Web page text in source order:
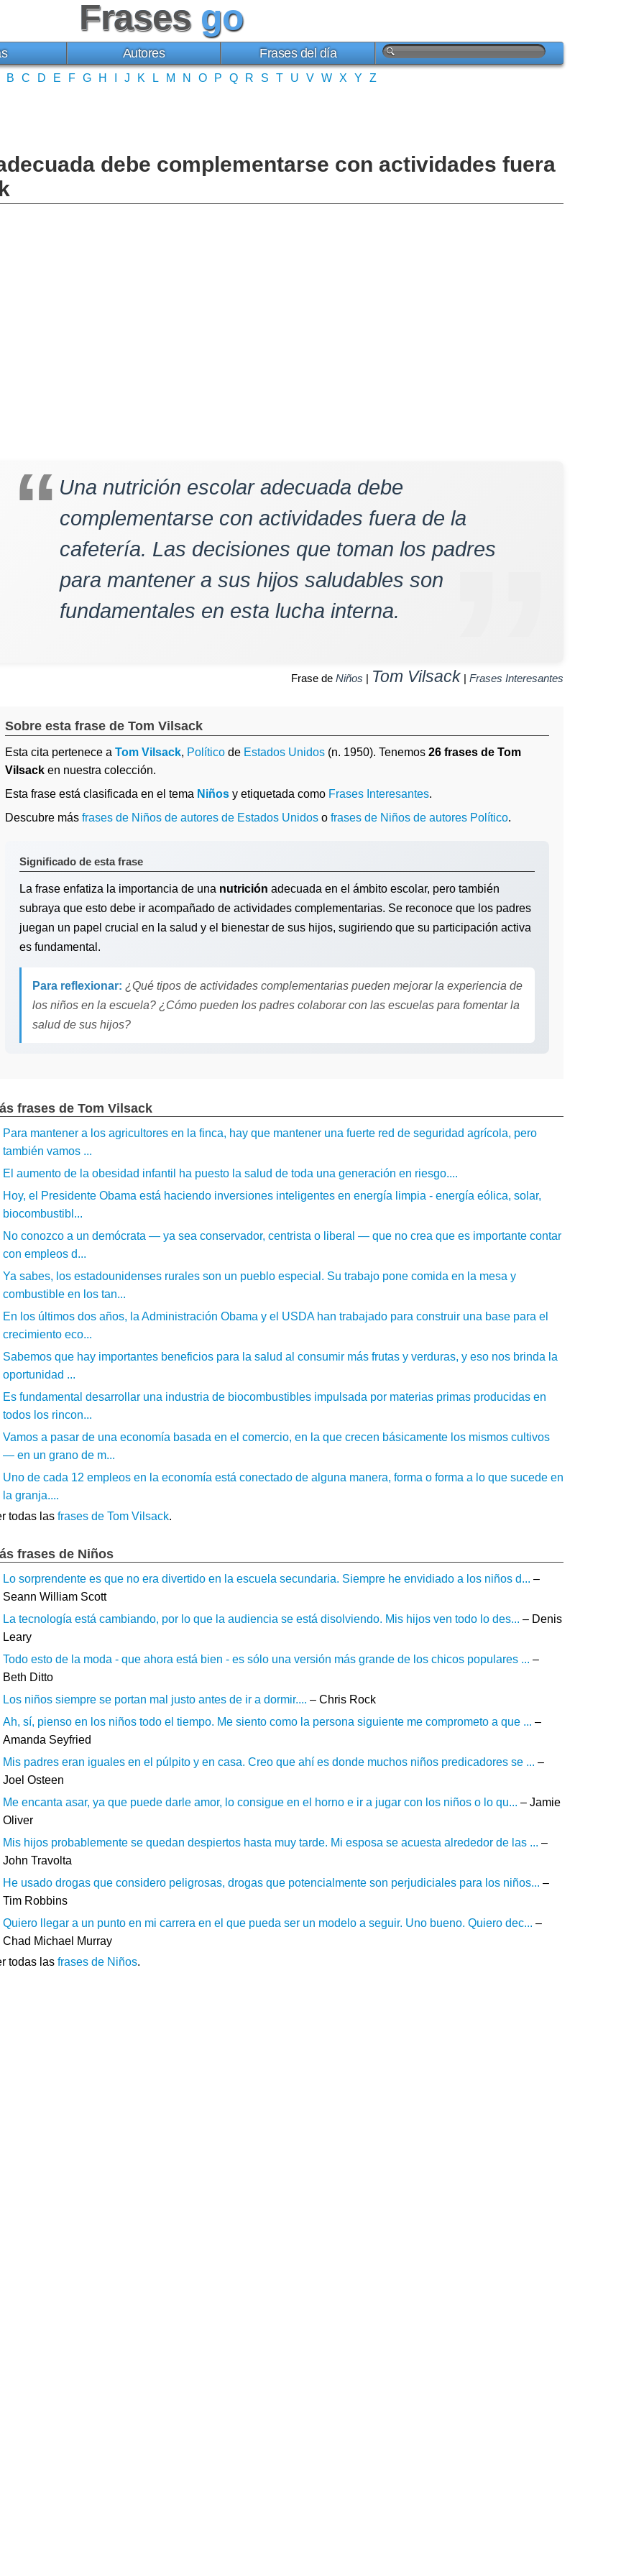
Frases go
Autores Frases del día
B C D E F G H J K L M N O P Q R S T U V W X Y Z
debe complementarse con actividades fuera
Una nutrición escolar adecuada debe
complementarse con actividades fuera de la
cafetería. Las decisiones que toman los padres
para mantener a sus hijos saludables son
fundamentales en esta lucha interna.
Frase de Niños | Tom Vilsack | Frases Interesantes
Sobre esta frase de Tom Vilsack
Esta cita pertenece a Tom Vilsack, Político de Estados Unidos (n. 1950). Tenemos 26 frases de Tom
Vilsack en nuestra colección.
Esta frase está clasificada en el tema Niños y etiquetada como Frases Interesantes.
Descubre más frases de Niños de autores de Estados Unidos o frases de Niños de autores Político.
Significado de esta frase
La frase enfatiza la importancia de una nutrición adecuada en el ámbito escolar, pero también
subraya que esto debe ir acompañado de actividades complementarias. Se reconoce que los padres
juegan un papel crucial en la salud y el bienestar de sus hijos, sugiriendo que su participación activa
es fundamental.
Para reflexionar: ¿Qué tipos de actividades complementarias pueden mejorar la experiencia de
los niños en la escuela? ¿Cómo pueden los padres colaborar con las escuelas para fomentar la
salud de sus hijos?
frases de Tom Vilsack
Para mantener a los agricultores en la finca, hay que mantener una fuerte red de seguridad agrícola, pero
también vamos ...
El aumento de la obesidad infantil ha puesto la salud de toda una generación en riesgo....
Hoy, el Presidente Obama está haciendo inversiones inteligentes en energía limpia - energía eólica, solar,
biocombustibl...
No conozco a un demócrata — ya sea conservador, centrista o liberal — que no crea que es importante contar
con empleos d...
Ya sabes, los estadounidenses rurales son un pueblo especial. Su trabajo pone comida en la mesa y
combustible en los tan...
En los últimos dos años, la Administración Obama y el USDA han trabajado para construir una base para el
crecimiento eco...
Sabemos que hay importantes beneficios para la salud al consumir más frutas y verduras, y eso nos brinda la
oportunidad ...
Es fundamental desarrollar una industria de biocombustibles impulsada por materias primas producidas en
todos los rincon...
Vamos a pasar de una economía basada en el comercio, en la que crecen básicamente los mismos cultivos
— en un grano de m...
Uno de cada 12 empleos en la economía está conectado de alguna manera, forma o forma a lo que sucede en
la granja....
todas las frases de Tom Vilsack.
frases de Niños
Lo sorprendente es que no era divertido en la escuela secundaria. Siempre he envidiado a los niños d... –
Seann William Scott
La tecnología está cambiando, por lo que la audiencia se está disolviendo. Mis hijos ven todo lo des... – Denis
Leary
Todo esto de la moda - que ahora está bien - es sólo una versión más grande de los chicos populares ... –
Beth Ditto
Los niños siempre se portan mal justo antes de ir a dormir.... – Chris Rock
Ah, sí, pienso en los niños todo el tiempo. Me siento como la persona siguiente me comprometo a que ... –
Amanda Seyfried
Mis padres eran iguales en el púlpito y en casa. Creo que ahí es donde muchos niños predicadores se ... –
Joel Osteen
Me encanta asar, ya que puede darle amor, lo consigue en el horno e ir a jugar con los niños o lo qu... – Jamie
Oliver
Mis hijos probablemente se quedan despiertos hasta muy tarde. Mi esposa se acuesta alrededor de las ... –
John Travolta
He usado drogas que considero peligrosas, drogas que potencialmente son perjudiciales para los niños... –
Tim Robbins
Quiero llegar a un punto en mi carrera en el que pueda ser un modelo a seguir. Uno bueno. Quiero dec... –
Chad Michael Murray
todas las frases de Niños.